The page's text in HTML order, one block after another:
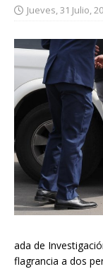
Jueves, 31 Julio,
ada de
flagrancia a dos